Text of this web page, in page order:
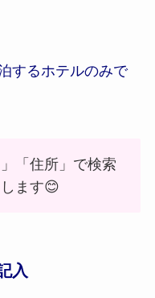
するホテルのみで
「住所」で検索
ます😊
入